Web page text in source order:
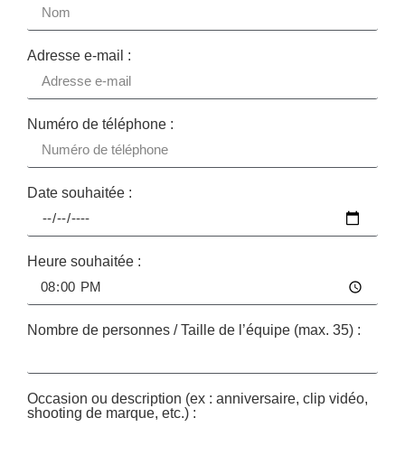
Adresse e-mail :
Numéro de téléphone :
Date souhaitée :
Heure souhaitée :
Nombre de personnes / Taille de l’équipe (max. 35) :
Occasion ou description (ex : anniversaire, clip vidéo,
shooting de marque, etc.) :